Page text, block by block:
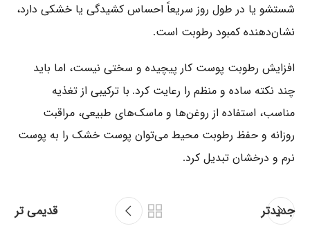
شستشو یا در طول روز سریعاً احساس کشیدگی یا خشکی دارد،
نشان‌دهنده کمبود رطوبت است.
افزایش رطوبت پوست کار پیچیده‌ و سختی نیست، اما باید
چند نکته ساده و منظم را رعایت کرد. با ترکیبی از تغذیه
مناسب، استفاده از روغن‌ها و ماسک‌های طبیعی، مراقبت
روزانه و حفظ رطوبت محیط می‌توان پوست خشک را به پوست
نرم و درخشان تبدیل کرد.
جدیدتر قدیمی تر